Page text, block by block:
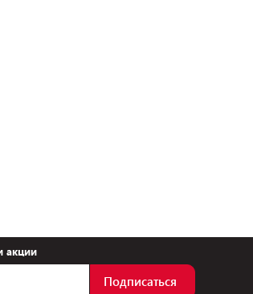
акции
Подписаться